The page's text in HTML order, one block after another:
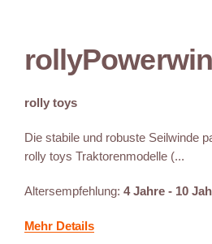
rolly toys
Die stabile und robuste Seilwinde
rolly toys Traktorenmodelle (...
Altersempfehlung: 4 Jahre - 10
Mehr Details